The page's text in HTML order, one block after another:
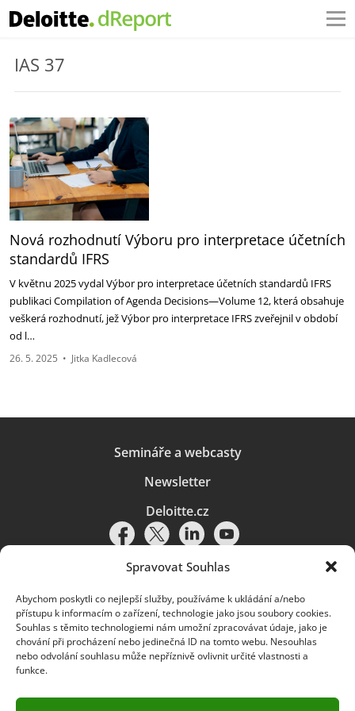
Spravovat Souhlas
Abychom poskytli co nejlepší služby, používáme k ukládání a/nebo
přístupu k informacím o zařízení, technologie jako jsou soubory cookies.
Souhlas s těmito technologiemi nám umožní zpracovávat údaje, jako je
chování při procházení nebo jedinečná ID na tomto webu. Nesouhlas
nebo odvolání souhlasu může nepříznivě ovlivnit určité vlastnosti a
funkce.
IAS 37
Nová rozhodnutí Výboru pro interpretace účetních
standardů IFRS
V květnu 2025 vydal Výbor pro interpretace účetních standardů IFRS
publikaci Compilation of Agenda Decisions—Volume 12, která obsahuje
veškerá rozhodnutí, jež Výbor pro interpretace IFRS zveřejnil v období
od l…
26. 5. 2025 • Jitka Kadlecová
Semináře a webcasty
Newsletter
Deloitte.cz
Pravidla používání|Ochrana osobních údajů|Soubory cookies |
Deloitte.cz
© 2026. Více informací najdete vPravidlech používání.
Deloitte označuje jednu či více společností globální sítě členských
a přidružené subjekty (souhrnně „organizace Deloitte“). Společnost DTTL